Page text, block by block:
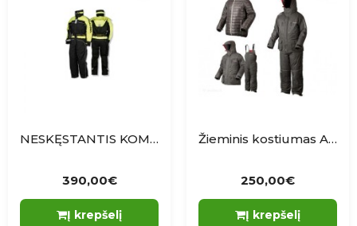
NESKĘSTANTIS KOMBINEZONAS MULLION X5000 L-XXL
390,00€
Į krepšelį
Žieminis kostiumas Arx-40 Thermo Suit
250,00€
Į krepšelį